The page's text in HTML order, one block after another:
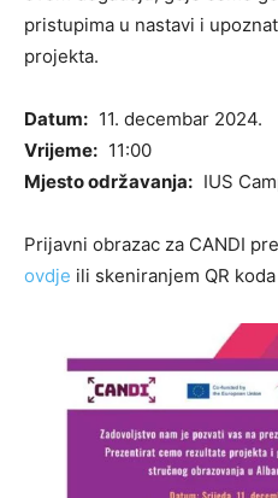
pristupima u nastavi i
projekta.
Datum: 11. decembar 2024.
Vrijeme: 11:00
Mjesto održavanja: IUS
Prijavni obrazac za CANDI
ovdje ili skeniranjem QR